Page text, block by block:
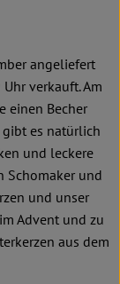
angeliefert
verkauft. Am
einen Becher
es natürlich
und leckere
Schomaker und
und unser
Advent und zu
aus dem